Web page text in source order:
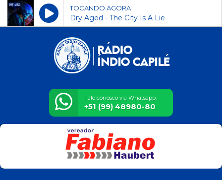
TOCANDO AGORA
Dry Aged - The City Is A Lie
Fale conosco via Whatsapp:
+51 (99) 48980-80